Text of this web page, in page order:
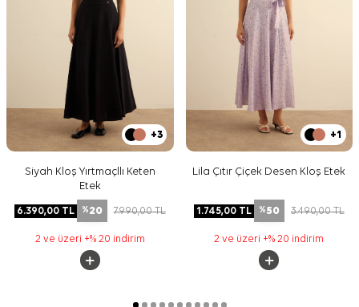
+3
Siyah Kloş Yırtmaçllı Keten
Etek
6.390,00TL %20 7.990,00TL
2 ve üzeri +% 20 indirim
+1
Lila Çıtır Çiçek Desen Kloş Etek
1.745,00TL %50 3.490,00TL
2 ve üzeri +% 20 indirim